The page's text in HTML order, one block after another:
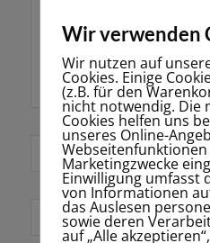
Wir verwenden
Wir nutzen auf
Cookies. Einige
(z.B. für den
nicht notwendig. Die
Cookies helfen uns
unseres Online-
Marketingzwecke
Einwilligung umfasst
von Informationen
das Auslesen
sowie deren
auf „Alle